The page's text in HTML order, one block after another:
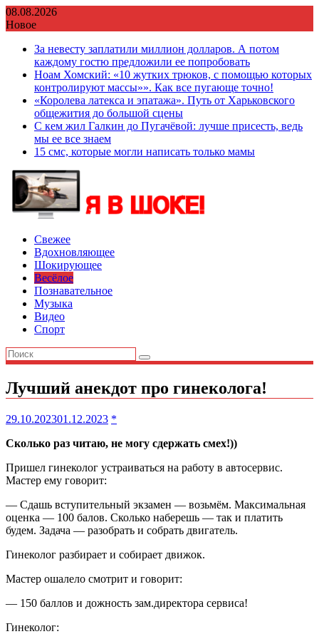
Перейти
к
08.08.2026
Новое
За невесту заплатили миллион долларов. А потом
каждому гостю предложили ее попробовать
Ноам Хомский: «10 жутких трюков, с помощью которых
контролируют массы»». Как все пугающе точно!
«Королева латекса и эпатажа». Путь от Харьковского
общежития до большой сцены
С кем жил Галкин до Пугачёвой: лучше присесть, ведь
мы ее все знаем
15 смс, которые могли написать только мамы
Свежее
Вдохновляющее
Шокирующее
Весёлое
Познавательное
Музыка
Видео
Спорт
Лучший анекдот про гинеколога!
29.10.202301.12.2023 *
Сколько раз читаю, не могу сдержать смех!))
Пришел гинеколог устраиваться на работу в автосервис.
Мастер ему говорит:
— Сдашь вступительный экзамен — возьмём. Максимальная
оценка — 100 балов. Сколько наберешь — так и платить
будем. Задача — разобрать и собрать двигатель.
Гинеколог разбирает и собирает движок.
Мастер ошалело смотрит и говорит:
— 150 баллов и дожность зам.директора сервиса!
Гинеколог: